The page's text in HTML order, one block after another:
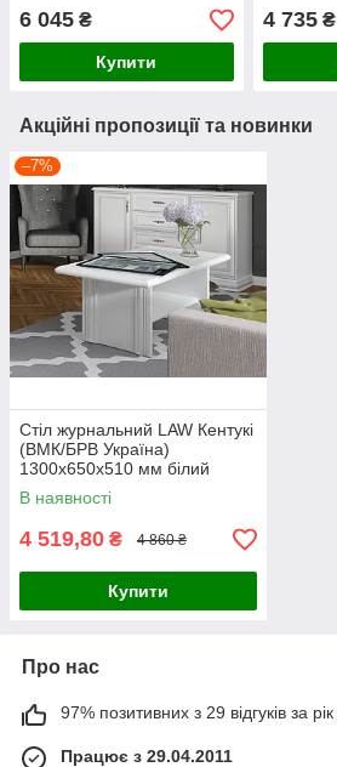
6 045 ₴
Купити
4 735₴
Акційні пропозиції та новинки
–7%
Стіл журнальний LAW Кентукі
(ВМК/БРВ Україна)
1300х650х510 мм білий
альпійський
В наявності
4 519,80 ₴ 4 860 ₴
Купити
Про нас
97% позитивних з 29 відгуків за рік
Працює з 29.04.2011